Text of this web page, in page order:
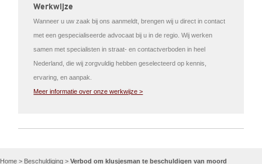
Werkwijze
Wanneer u uw zaak bij ons aanmeldt, brengen wij u direct in contact
met een gespecialiseerde advocaat bij u in de regio. Wij werken
samen met specialisten in straat- en contactverboden in heel
Nederland, die wij zorgvuldig hebben geselecteerd op kennis,
ervaring, en aanpak.
Meer informatie over onze werkwijze >
Home > Beschuldiging > Verbod om klusjesman te beschuldigen van moord